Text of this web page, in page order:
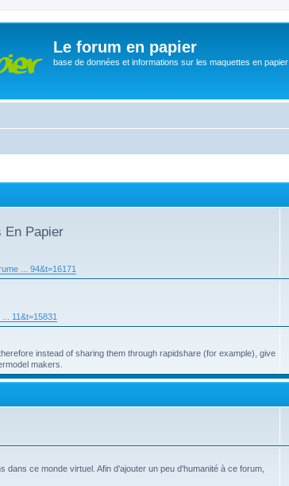
Le forum en papier
base de données et informations sur les maquettes en papier
En Papier
... 94&t=16171
11&t=15831
therefore instead of sharing them through rapidshare (for example), give
makers.
ce monde virtuel. Afin d'ajouter un peu d'humanité à ce forum,